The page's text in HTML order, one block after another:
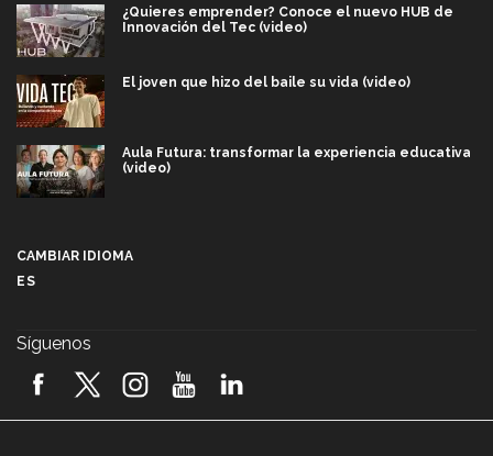
¿Quieres emprender? Conoce el nuevo HUB de
Innovación del Tec (video)
El joven que hizo del baile su vida (video)
Aula Futura: transformar la experiencia educativa
(video)
2026! (video)
CAMBIAR IDIOMA
ES
Síguenos